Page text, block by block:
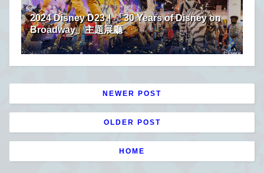
2024 Disney D23｜「30 Years of Disney on
Broadway」主題展廳
NEWER POST
OLDER POST
HOME